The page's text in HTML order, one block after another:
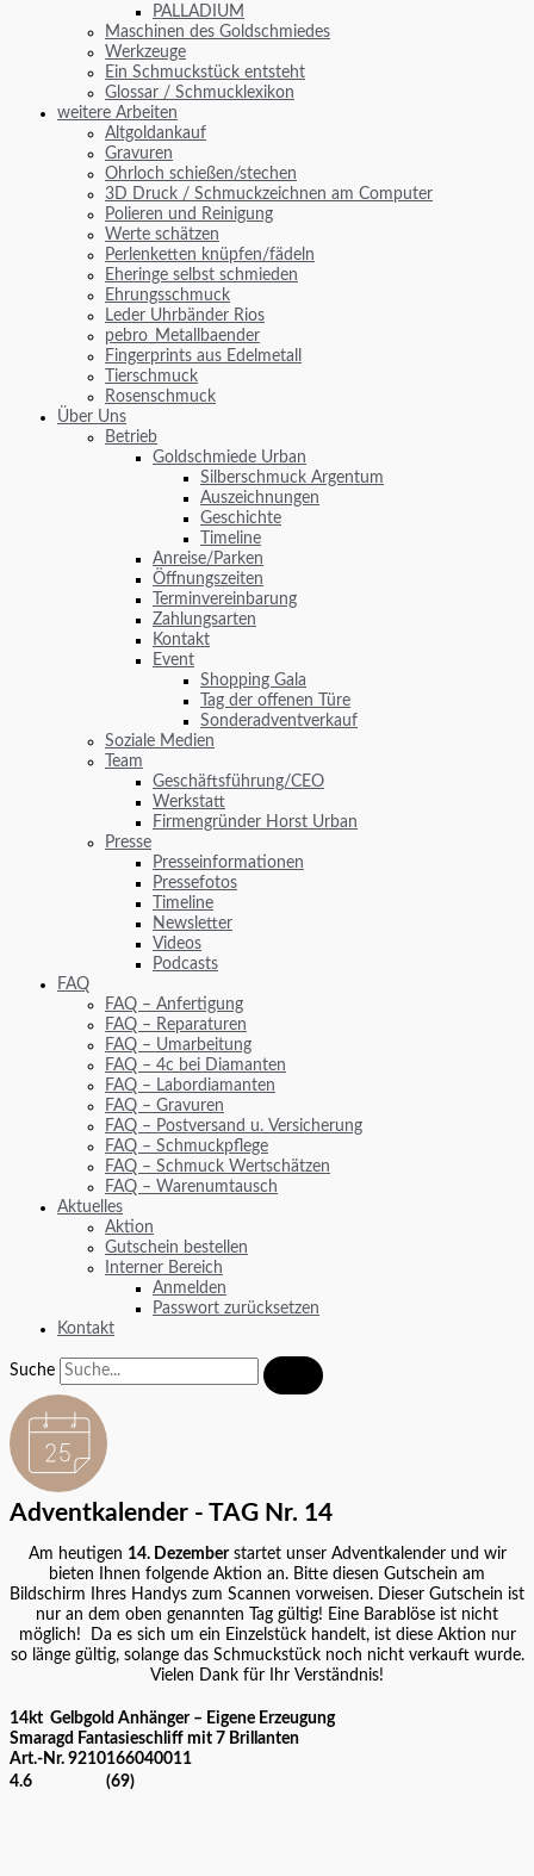
PALLADIUM
Maschinen des Goldschmiedes
Werkzeuge
Ein Schmuckstück entsteht
Glossar / Schmucklexikon
weitere Arbeiten
Altgoldankauf
Gravuren
Ohrloch schießen/stechen
3D Druck / Schmuckzeichnen am Computer
Polieren und Reinigung
Werte schätzen
Perlenketten knüpfen/fädeln
Eheringe selbst schmieden
Ehrungsschmuck
Leder Uhrbänder Rios
pebro_Metallbaender
Fingerprints aus Edelmetall
Tierschmuck
Rosenschmuck
Über Uns
Betrieb
Goldschmiede Urban
Silberschmuck Argentum
Auszeichnungen
Geschichte
Timeline
Anreise/Parken
Öffnungszeiten
Terminvereinbarung
Zahlungsarten
Kontakt
Event
Shopping Gala
Tag der offenen Türe
Sonderadventverkauf
Soziale Medien
Team
Geschäftsführung/CEO
Werkstatt
Firmengründer Horst Urban
Presse
Presseinformationen
Pressefotos
Timeline
Newsletter
Videos
Podcasts
FAQ
FAQ – Anfertigung
FAQ – Reparaturen
FAQ – Umarbeitung
FAQ – 4c bei Diamanten
FAQ – Labordiamanten
FAQ – Gravuren
FAQ – Postversand u. Versicherung
FAQ – Schmuckpflege
FAQ – Schmuck Wertschätzen
FAQ – Warenumtausch
Aktuelles
Aktion
Gutschein bestellen
Interner Bereich
Anmelden
Passwort zurücksetzen
Kontakt
Suche
Adventkalender - TAG Nr. 14
Am heutigen 14. Dezemberstartet unser Adventkalender und wir
bieten Ihnen folgende Aktion an. Bitte diesen Gutschein am
Bildschirm Ihres Handys zum Scannen vorweisen. Dieser Gutschein ist
nur an dem oben genannten Tag gültig! Eine Barablöse ist nicht
möglich! Da es sich um ein Einzelstück handelt, ist diese Aktion nur
so länge gültig, solange das Schmuckstück noch nicht verkauft wurde.
Vielen Dank für Ihr Verständnis!
14kt Gelbgold Anhänger – Eigene Erzeugung
Smaragd Fantasieschliff mit 7 Brillanten
Art.-Nr. 9210166040011
4.6
(69)